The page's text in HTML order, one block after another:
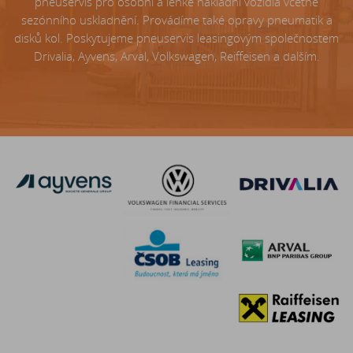
sezónního uskladnění. Provádíme také opravy pneumatik a
disků kol. Poskytujeme pneuservis leasingovým společnostem
Drivalia, Ayvens, Arval, Volkswagen, Reiffeisen a dalším.